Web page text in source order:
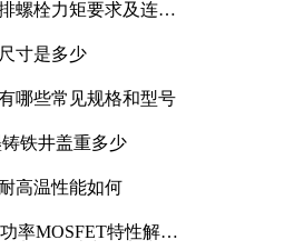
螺栓力矩要求及连接
寸是多少
哪些常见规格和型号
铁井盖重多少
高温性能如何
率MOSFET特性解析